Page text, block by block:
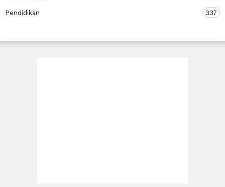
Pendidikan 337